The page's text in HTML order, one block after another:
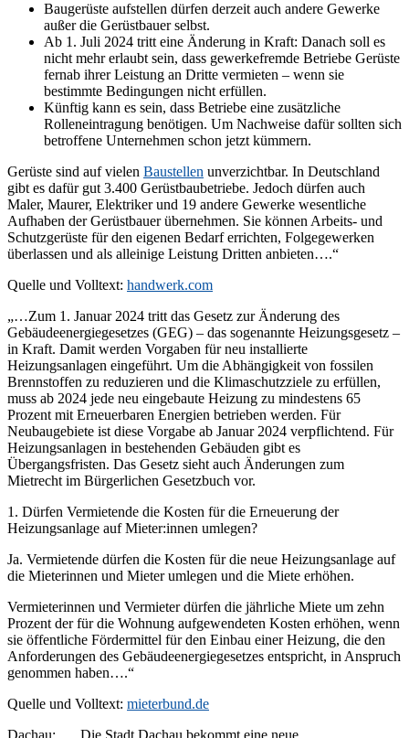
Baugerüste aufstellen dürfen derzeit auch andere Gewerke
außer die Gerüstbauer selbst.
Ab 1. Juli 2024 tritt eine Änderung in Kraft: Danach soll es
nicht mehr erlaubt sein, dass gewerkefremde Betriebe Gerüste
fernab ihrer Leistung an Dritte vermieten – wenn sie
bestimmte Bedingungen nicht erfüllen.
Künftig kann es sein, dass Betriebe eine zusätzliche
Rolleneintragung benötigen. Um Nachweise dafür sollten sich
betroffene Unternehmen schon jetzt kümmern.
Gerüste sind auf vielen Baustellen unverzichtbar. In Deutschland
gibt es dafür gut 3.400 Gerüstbaubetriebe. Jedoch dürfen auch
Maler, Maurer, Elektriker und 19 andere Gewerke wesentliche
Aufhaben der Gerüstbauer übernehmen. Sie können Arbeits- und
Schutzgerüste für den eigenen Bedarf errichten, Folgegewerken
überlassen und als alleinige Leistung Dritten anbieten….“
Quelle und Volltext: handwerk.com
„…Zum 1. Januar 2024 tritt das Gesetz zur Änderung des
Gebäudeenergiegesetzes (GEG) – das sogenannte Heizungsgesetz –
in Kraft. Damit werden Vorgaben für neu installierte
Heizungsanlagen eingeführt. Um die Abhängigkeit von fossilen
Brennstoffen zu reduzieren und die Klimaschutzziele zu erfüllen,
muss ab 2024 jede neu eingebaute Heizung zu mindestens 65
Prozent mit Erneuerbaren Energien betrieben werden. Für
Neubaugebiete ist diese Vorgabe ab Januar 2024 verpflichtend. Für
Heizungsanlagen in bestehenden Gebäuden gibt es
Übergangsfristen. Das Gesetz sieht auch Änderungen zum
Mietrecht im Bürgerlichen Gesetzbuch vor.
1. Dürfen Vermietende die Kosten für die Erneuerung der
Heizungsanlage auf Mieter:innen umlegen?
Ja. Vermietende dürfen die Kosten für die neue Heizungsanlage auf
die Mieterinnen und Mieter umlegen und die Miete erhöhen.
Vermieterinnen und Vermieter dürfen die jährliche Miete um zehn
Prozent der für die Wohnung aufgewendeten Kosten erhöhen, wenn
sie öffentliche Fördermittel für den Einbau einer Heizung, die den
Anforderungen des Gebäudeenergiegesetzes entspricht, in Anspruch
genommen haben….“
Quelle und Volltext: mieterbund.de